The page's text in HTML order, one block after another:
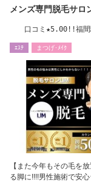
メンズ専門脱毛サロ
口コミ★5.00!!福間
ｴｽﾃ まつげ･ﾒｲｸ
【また今年もその毛を
る脚に!!!!男性施術で安